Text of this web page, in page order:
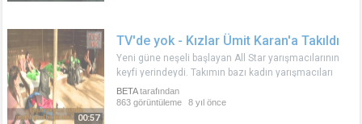
00:57
TV'de yok - Kızlar Ümit Karan'a Takıldı
Yeni güne neşeli başlayan All Star yarışmacılarının
keyfi yerindeydi. Takımın bazı kadın yarışmacıları
Ümit Karan'a takıldı ve ortaya eğlenceli görüntüler
çıktı...
BETAtarafından
863 görüntüleme
8 yıl önce